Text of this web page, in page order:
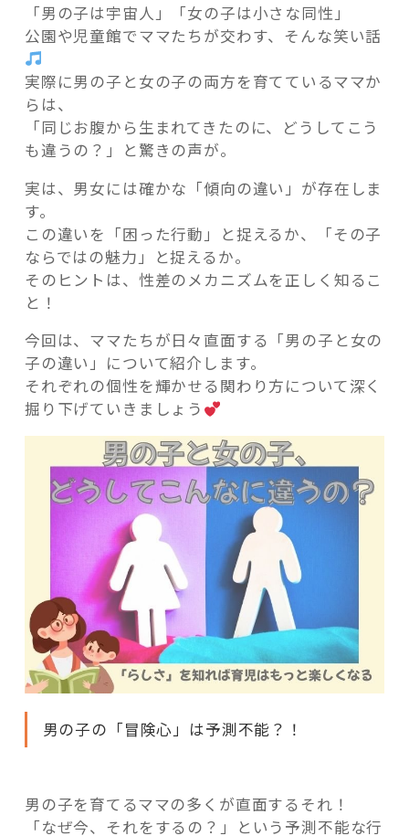
記事検索
「男の子は宇宙人」「女の子は小さな同性」
公園や児童館でママたちが交わす、そんな笑い話
実際に男の子と女の子の両方を育てているママか
らは、
「同じお腹から生まれてきたのに、どうしてこう
も違うの？」と驚きの声が。
実は、男女には確かな「傾向の違い」が存在しま
す。
この違いを「困った行動」と捉えるか、「その子
ならではの魅力」と捉えるか。
そのヒントは、性差のメカニズムを正しく知るこ
と！
今回は、ママたちが日々直面する「男の子と女の
子の違い」について紹介します。
それぞれの個性を輝かせる関わり方について深く
掘り下げていきましょう
男の子の「冒険心」は予測不能？！
男の子を育てるママの多くが直面するそれ！
「なぜ今、それをするの？」という予測不能な行